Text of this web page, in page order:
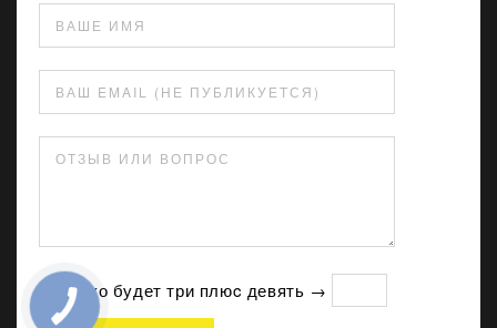
ВАШЕ ИМЯ
ВАШ EMAIL (НЕ ПУБЛИКУЕТСЯ)
ОТЗЫВ ИЛИ ВОПРОС
Сколько будет три плюc девять →